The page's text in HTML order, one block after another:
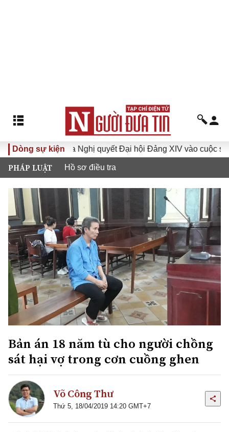
Dòng sự kiện
Đưa Nghị quyết Đại hội Đảng XIV vào cuộc sống
PHÁP LUẬT Hồ sơ điều tra
Bản án 18 năm tù cho người chồng
sát hại vợ trong cơn cuồng ghen
Võ Công Thư
Thứ 5, 18/04/2019 14:20 GMT+7